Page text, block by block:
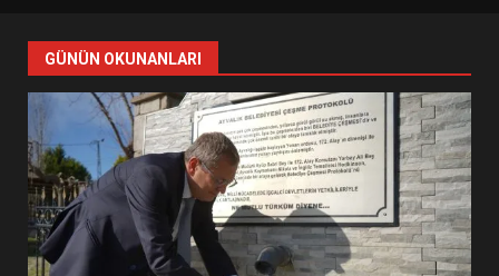
7
YENİ YÖNETİM NASIL
ŞEKİLLENDİ?
1
AYVALIK SU MİRASI İÇİN
HAREKETE GEÇİYOR: GÖZLER
BULUŞMADA
GÜNÜN OKUNANLARI